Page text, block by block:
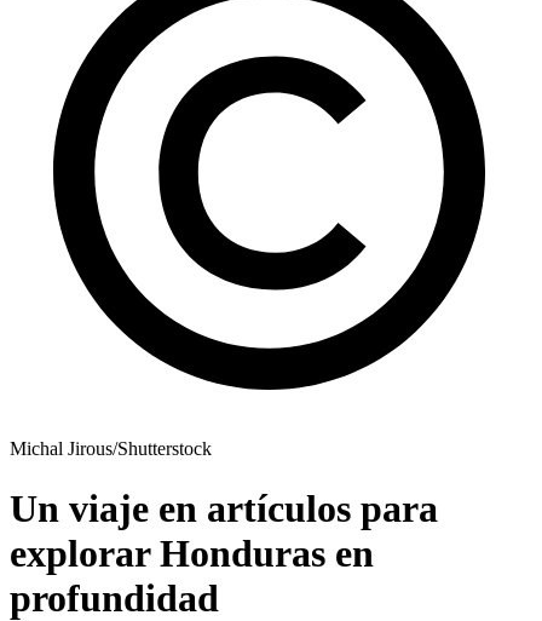
Michal Jirous/Shutterstock
Un viaje en artículos para
explorar Honduras en
profundidad